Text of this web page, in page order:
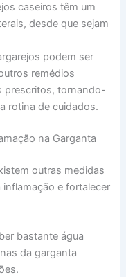
caseiros têm um
desde que sejam
podem ser
remédios
prescritos, tornando-
rotina de cuidados.
na Garganta
outras medidas
e fortalecer
bastante água
da garganta